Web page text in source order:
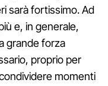
sarà fortissimo. Ad
e, in generale,
grande forza
proprio per
momenti